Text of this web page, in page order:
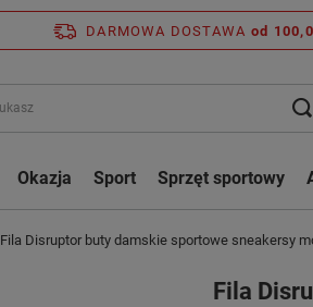
DARMOWA DOSTAWA od
Okazja Sport Sprzęt sportowy
Fila Disruptor buty damskie sportowe sneakersy
Fila